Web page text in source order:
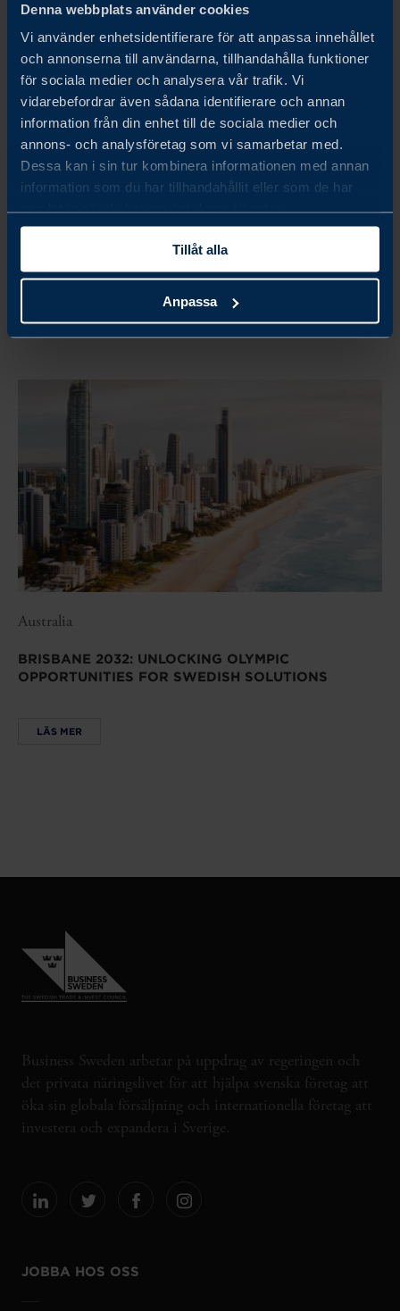
Denna webbplats använder cookies
Vi använder enhetsidentifierare för att anpassa innehållet
och annonserna till användarna, tillhandahålla funktioner
för sociala medier och analysera vår trafik. Vi
vidarebefordrar även sådana identifierare och annan
information från din enhet till de sociala medier och
annons- och analysföretag som vi samarbetar med.
Dessa kan i sin tur kombinera informationen med annan
information som du har tillhandahållit eller som de har
samlat in när du har använt deras tjänster.
Tillåt alla
Anpassa
Australia
CREATING A SUSTAINABLE FUTURE OF MINING IN
PAPUA NEW GUINEA
Australia
BRISBANE 2032: UNLOCKING OLYMPIC
OPPORTUNITIES FOR SWEDISH SOLUTIONS
LÄS MER
Business Sweden arbetar på uppdrag av regeringen och
det privata näringslivet för att hjälpa svenska företag att
öka sin globala försäljning och internationella företag att
investera och expandera i Sverige.
JOBBA HOS OSS